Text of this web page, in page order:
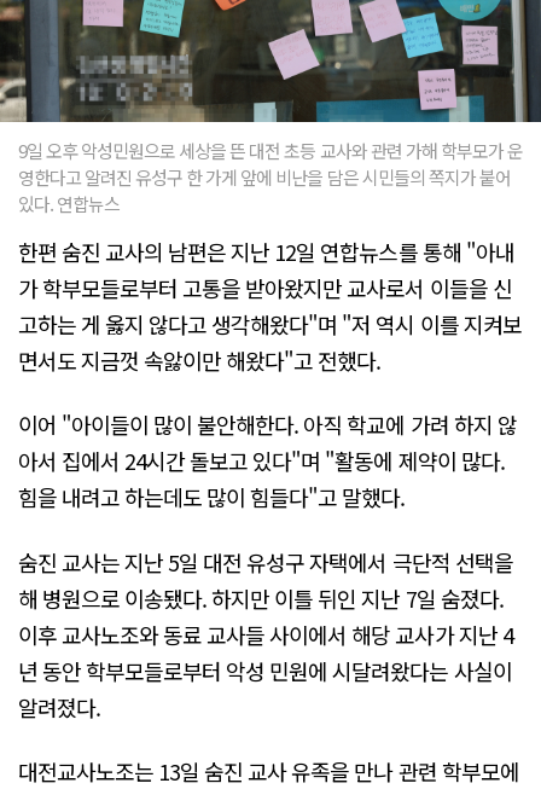
9일 오후 악성민원으로 세상을 뜬 대전 초등 교사와 관련 가해 학부모가 운
영한다고 알려진 유성구 한 가게 앞에 비난을 담은 시민들의 쪽지가 붙어
있다. 연합뉴스
한편 숨진 교사의 남편은 지난 12일 연합뉴스를 통해 "아내
가 학부모들로부터 고통을 받아왔지만 교사로서 이들을 신
고하는 게 옳지 않다고 생각해왔다"며 "저 역시 이를 지켜보
면서도 지금껏 속앓이만 해왔다"고 전했다.
이어 "아이들이 많이 불안해한다. 아직 학교에 가려 하지 않
아서 집에서 24시간 돌보고 있다"며 "활동에 제약이 많다.
힘을 내려고 하는데도 많이 힘들다"고 말했다.
숨진 교사는 지난 5일 대전 유성구 자택에서 극단적 선택을
해 병원으로 이송됐다. 하지만 이틀 뒤인 지난 7일 숨졌다.
이후 교사노조와 동료 교사들 사이에서 해당 교사가 지난 4
년 동안 학부모들로부터 악성 민원에 시달려왔다는 사실이
알려졌다.
대전교사노조는 13일 숨진 교사 유족을 만나 관련 학부모에